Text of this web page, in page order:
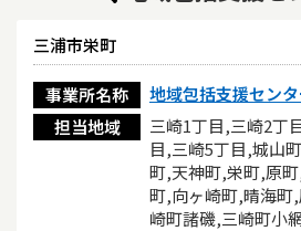
三浦市栄町
事業所名称
地域包括支援セン
担当地域
三崎1丁目,三崎2丁
目,三崎5丁目,城山
町,天神町,栄町,原
町,向ヶ崎町,晴海町
崎町諸磯,三崎町小